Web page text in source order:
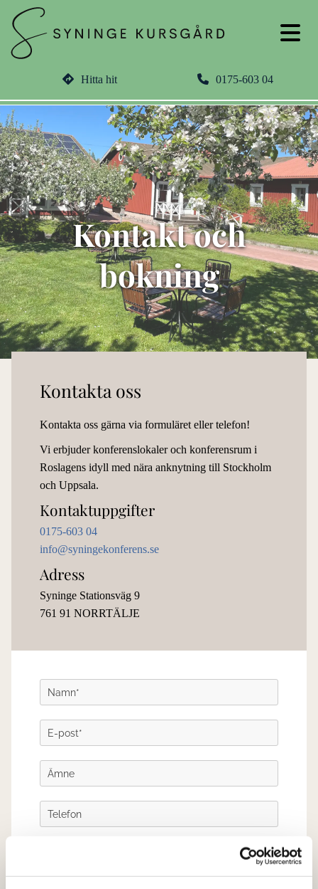
0175-603 04
Hitta hit
Kontakt och
bokning
Kontakta oss
Kontakta oss gärna via formuläret eller telefon!
Vi erbjuder konferenslokaler och konferensrum i
Roslagens idyll med nära anknytning till Stockholm
och Uppsala.
Kontaktuppgifter
0175-603 04
info@syningekonferens.se
Adress
Syninge Stationsväg 9
761 91 NORRTÄLJE